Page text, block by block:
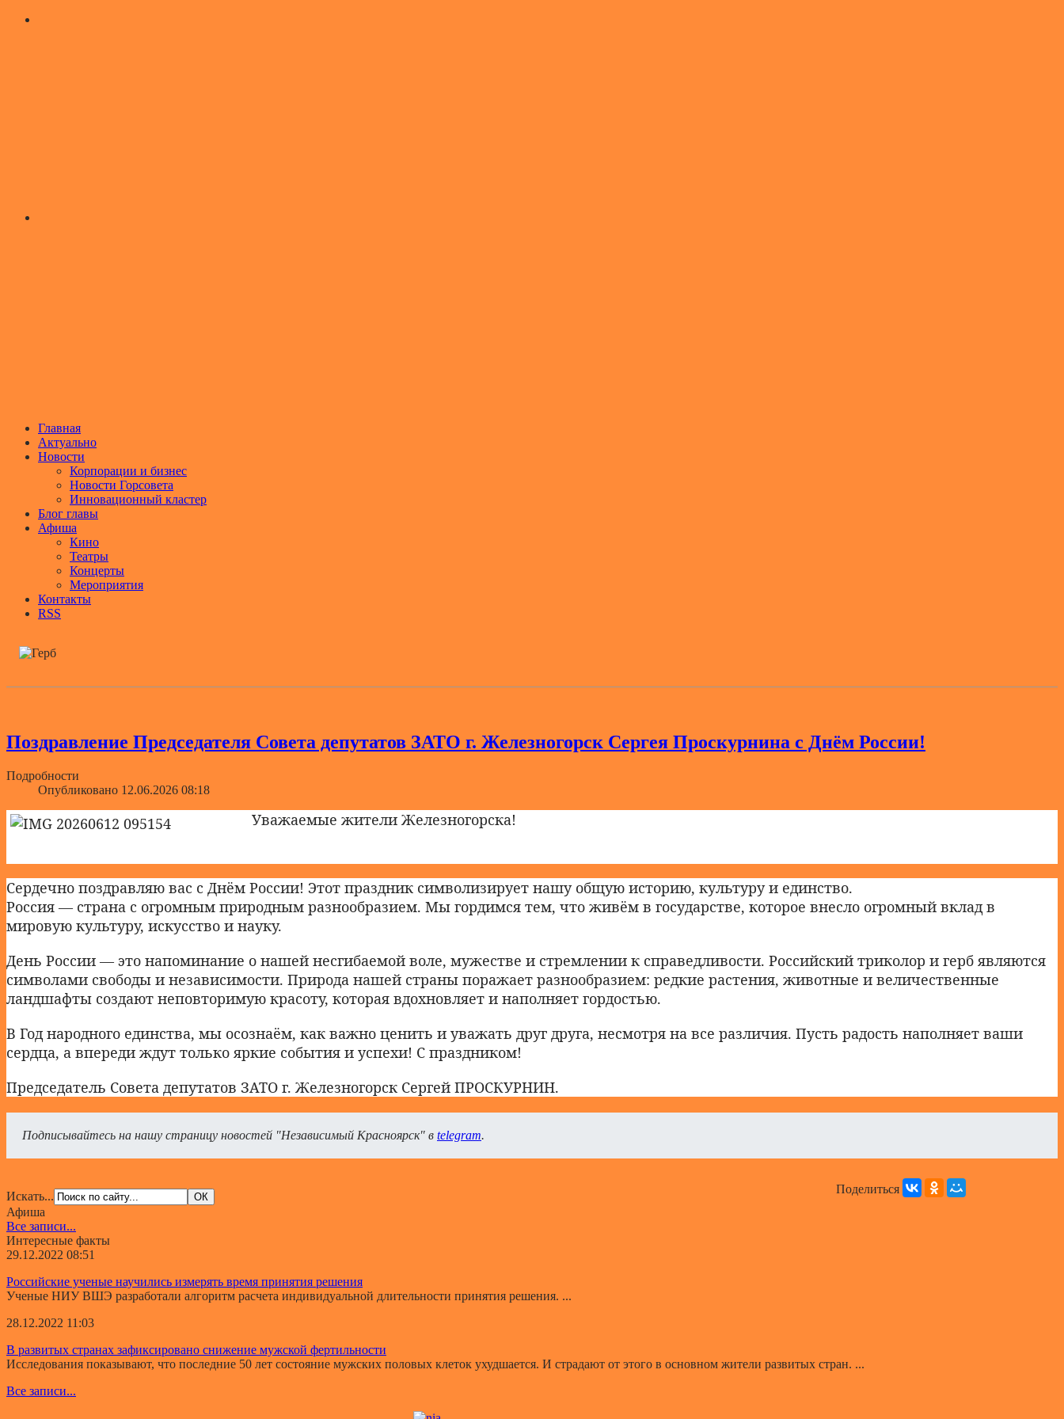
Главная
Актуально
Новости
Корпорации и бизнес
Новости Горсовета
Инновационный кластер
Блог главы
Афиша
Кино
Театры
Концерты
Мероприятия
Контакты
RSS
Поздравление Председателя Совета депутатов ЗАТО г. Железногорск Сергея Проскурнина с Днём России!
Подробности
Опубликовано 12.06.2026 08:18
Уважаемые жители Железногорска!
Сердечно поздравляю вас с Днём России! Этот праздник символизирует нашу общую историю, культуру и единство.
Россия — страна с огромным природным разнообразием. Мы гордимся тем, что живём в государстве, которое внесло огромный вклад в
мировую культуру, искусство и науку.
День России — это напоминание о нашей несгибаемой воле, мужестве и стремлении к справедливости. Российский триколор и герб являются
символами свободы и независимости. Природа нашей страны поражает разнообразием: редкие растения, животные и величественные
ландшафты создают неповторимую красоту, которая вдохновляет и наполняет гордостью.
В Год народного единства, мы осознаём, как важно ценить и уважать друг друга, несмотря на все различия. Пусть радость наполняет ваши
сердца, а впереди ждут только яркие события и успехи! С праздником!
Председатель Совета депутатов ЗАТО г. Железногорск Сергей ПРОСКУРНИН.
Подписывайтесь на нашу страницу новостей "Независимый Красноярск" в telegram.
Поделиться
Искать...
Афиша
Все записи...
Интересные факты
29.12.2022 08:51
Российские ученые научились измерять время принятия решения
Ученые НИУ ВШЭ разработали алгоритм расчета индивидуальной длительности принятия решения. ...
28.12.2022 11:03
В развитых странах зафиксировано снижение мужской фертильности
Исследования показывают, что последние 50 лет состояние мужских половых клеток ухудшается. И страдают от этого в основном жители развитых стран. ...
Все записи...